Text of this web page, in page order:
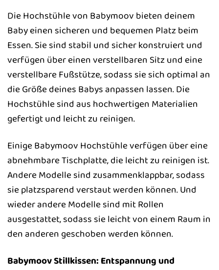
Die Hochstühle von Babymoov bieten deinem
Baby einen sicheren und bequemen Platz beim
Essen. Sie sind stabil und sicher konstruiert und
verfügen über einen verstellbaren Sitz und eine
verstellbare Fußstütze, sodass sie sich optimal an
die Größe deines Babys anpassen lassen. Die
Hochstühle sind aus hochwertigen Materialien
gefertigt und leicht zu reinigen.
Einige Babymoov Hochstühle verfügen über eine
abnehmbare Tischplatte, die leicht zu reinigen ist.
Andere Modelle sind zusammenklappbar, sodass
sie platzsparend verstaut werden können. Und
wieder andere Modelle sind mit Rollen
ausgestattet, sodass sie leicht von einem Raum in
den anderen geschoben werden können.
Babymoov Stillkissen: Entspannung und